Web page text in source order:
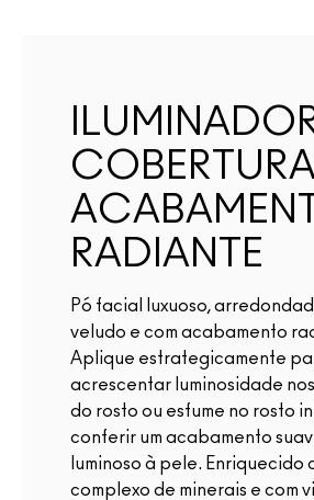
RADIANTE
Pó facial luxuoso,
veludo e com acabamento
Aplique estrategicamente
acrescentar luminosidade
do rosto ou esfume no rosto
conferir um acabamento
luminoso à pele. Enriquecido
complexo de minerais e com